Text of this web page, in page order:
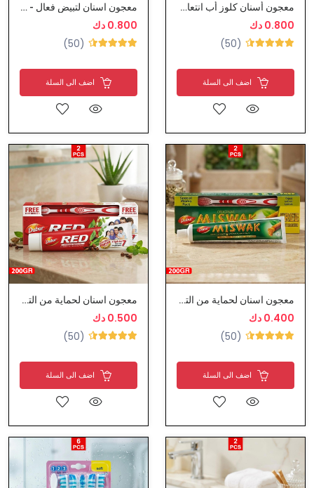
معجون أسنان كلوز أب انتعاش اضافي
0.800 دك
(50)
اضف الى السلة
معجون اسنان لتبيض فعال - كلوز اب
0.800 دك
(50)
اضف الى السلة
معجون اسنان لحماية من التسوس مع فرشاة اسنان - دابر
0.400 دك
(50)
اضف الى السلة
معجون اسنان لحماية من التسوس مع فرشاة اسنان - دابر
0.500 دك
(50)
اضف الى السلة